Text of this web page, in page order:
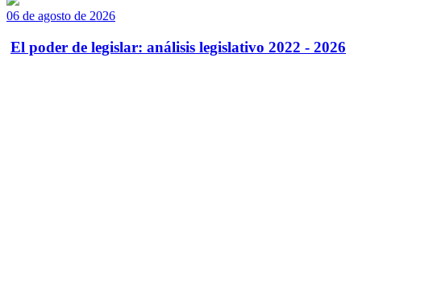
06 de agosto de 2026
El poder de legislar: análisis legislativo 2022 - 2026